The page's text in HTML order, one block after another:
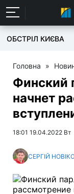
ОБСТРІЛ КИЄВА
Головна »
Финский
начнет
18:01 19.04.2022 Вт
СЕРГІЙ